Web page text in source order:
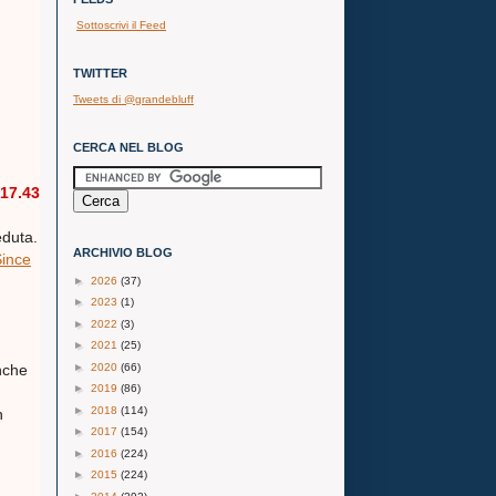
Sottoscrivi il Feed
TWITTER
Tweets di @grandebluff
CERCA NEL BLOG
ARCHIVIO BLOG
► 2026 (37)
► 2023 (1)
► 2022 (3)
► 2021 (25)
► 2020 (66)
► 2019 (86)
► 2018 (114)
► 2017 (154)
► 2016 (224)
► 2015 (224)